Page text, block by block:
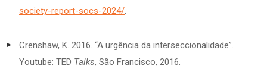
society-report-socs-2024/.
Crenshaw, K. 2016. “A urgência da interseccionalidade”.
Youtube: TED Talks, São Francisco, 2016.